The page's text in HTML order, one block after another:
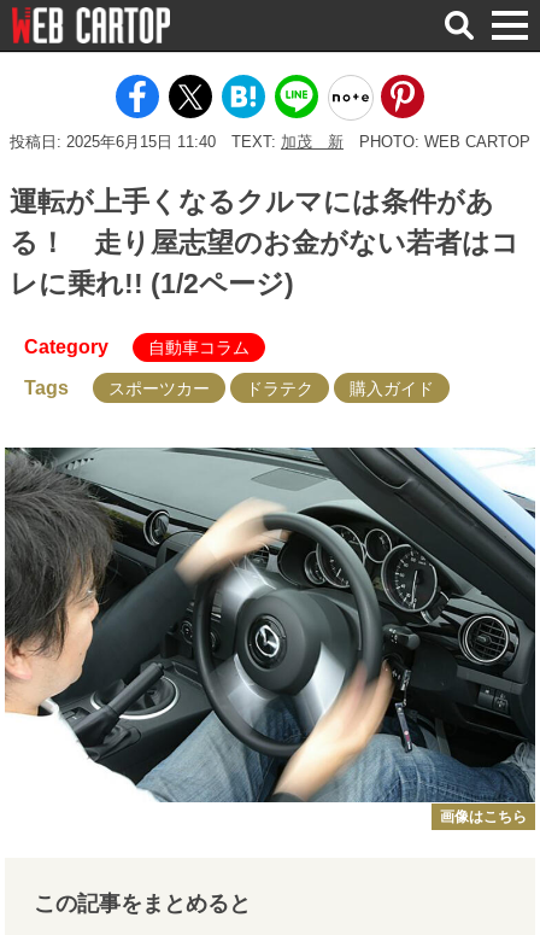
検
索
投稿日: 2025年6月15日 11:40 TEXT: 加茂 新 PHOTO: WEB CARTOP
運転が上手くなるクルマには条件があ
る！ 走り屋志望のお金がない若者はコ
レに乗れ!! (1/2ページ)
Category 自動車コラム
Tags スポーツカー ドラテク 購入ガイド
画像はこちら
この記事をまとめると